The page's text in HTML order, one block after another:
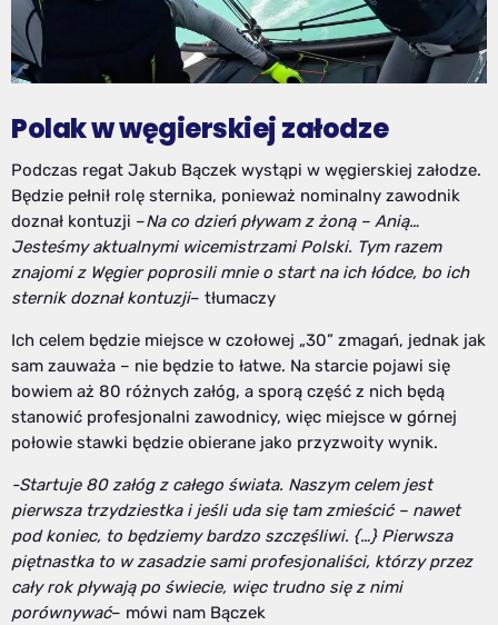
Polak w węgierskiej załodze
Podczas regat Jakub Bączek wystąpi w węgierskiej załodze.
Będzie pełnił rolę sternika, ponieważ nominalny zawodnik
doznał kontuzji –Na co dzień pływam z żoną – Anią…
Jesteśmy aktualnymi wicemistrzami Polski. Tym razem
znajomi z Węgier poprosili mnie o start na ich łódce, bo ich
sternik doznał kontuzji– tłumaczy
Ich celem będzie miejsce w czołowej „30” zmagań, jednak jak
sam zauważa – nie będzie to łatwe. Na starcie pojawi się
bowiem aż 80 różnych załóg, a sporą część z nich będą
stanowić profesjonalni zawodnicy, więc miejsce w górnej
połowie stawki będzie obierane jako przyzwoity wynik.
-Startuje 80 załóg z całego świata. Naszym celem jest
pierwsza trzydziestka i jeśli uda się tam zmieścić – nawet
pod koniec, to będziemy bardzo szczęśliwi. {…} Pierwsza
piętnastka to w zasadzie sami profesjonaliści, którzy przez
cały rok pływają po świecie, więc trudno się z nimi
porównywać– mówi nam Bączek